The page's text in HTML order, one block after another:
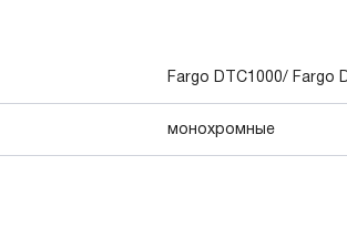
Fargo DTC1000/ Fargo
монохромные